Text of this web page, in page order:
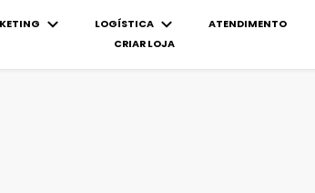
LOGÍSTICA ATENDIMENTO
CRIAR LOJA